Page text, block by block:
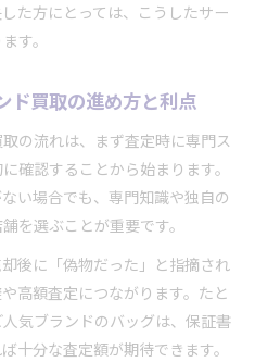
た方にとっては、こうしたサー
す。
ド買取の進め方と利点
の流れは、まず査定時に専門ス
確認することから始まります。
い場合でも、専門知識や独自の
を選ぶことが重要です。
後に「偽物だった」と指摘され
高額査定につながります。たと
気ブランドのバッグは、保証書
十分な査定額が期待できます。